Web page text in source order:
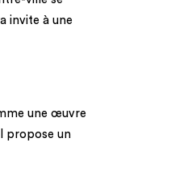
invite à une
une œuvre
propose un